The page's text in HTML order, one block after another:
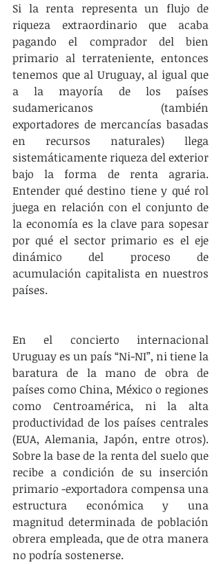
Si la renta representa un flujo de
riqueza extraordinario que acaba
pagando el comprador del bien
primario al terrateniente, entonces
tenemos que al Uruguay, al igual que
a la mayoría de los países
sudamericanos (también
exportadores de mercancías basadas
en recursos naturales) llega
sistemáticamente riqueza del exterior
bajo la forma de renta agraria.
Entender qué destino tiene y qué rol
juega en relación con el conjunto de
la economía es la clave para sopesar
por qué el sector primario es el eje
dinámico del proceso de
acumulación capitalista en nuestros
países.
En el concierto internacional
Uruguay es un país “Ni-NI”, ni tiene la
baratura de la mano de obra de
países como China, México o regiones
como Centroamérica, ni la alta
productividad de los países centrales
(EUA, Alemania, Japón, entre otros).
Sobre la base de la renta del suelo que
recibe a condición de su inserción
primario -exportadora compensa una
estructura económica y una
magnitud determinada de población
obrera empleada, que de otra manera
no podría sostenerse.